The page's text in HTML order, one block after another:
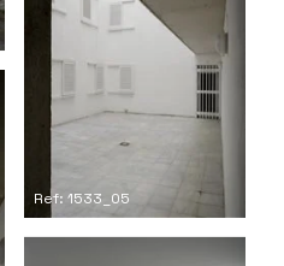
Ref: 1533_05